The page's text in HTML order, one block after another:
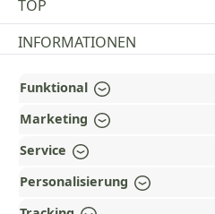
TOP
INFORMATIONEN
GESETZLICHE
ZAHLUNGS- UND
AUSGEZEICHNET UND
WARUM HEAD-SHOP.DE?
Funktional
Marketing
Service
Personalisierung